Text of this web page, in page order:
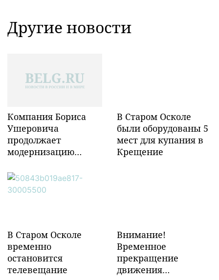
Другие новости
Компания Бориса
Ушеровича
продолжает
модернизацию
инфраструктуры в
Забайкалье
В Старом Осколе
были оборудованы 5
мест для купания в
Крещение
В Старом Осколе
временно
остановится
телевещание
Внимание!
Временное
прекращение
движения